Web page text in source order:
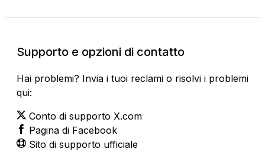
Supporto e opzioni di contatto
Hai problemi? Invia i tuoi reclami o risolvi i problemi
qui:
Conto di supporto X.com
Pagina di Facebook
Sito di supporto ufficiale